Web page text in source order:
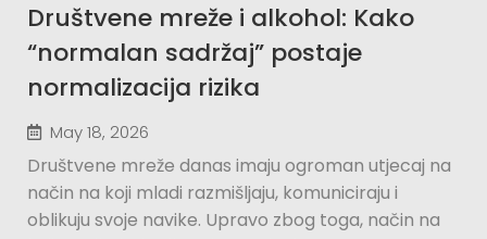
Društvene mreže i alkohol: Kako
“normalan sadržaj” postaje
normalizacija rizika
May 18, 2026
Društvene mreže danas imaju ogroman utjecaj na
način na koji mladi razmišljaju, komuniciraju i
oblikuju svoje navike. Upravo zbog toga, način na